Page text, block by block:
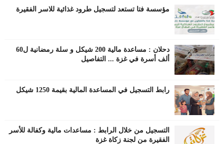
مؤسسة فتا تستعد لتسجيل طرود غذائية للاسر الفقيرة
دحلان : مساعدة مالية 200 شيكل و سلة رمضانية ل60
ألف أسرة في غزة ... التفاصيل
رابط التسجيل في المساعدة المالية بقيمة 1250 شيكل
التسجيل من خلال الرابط : مساعدات مالية وكفالة للأسر
الفقيرة من لجنة زكاة غزة